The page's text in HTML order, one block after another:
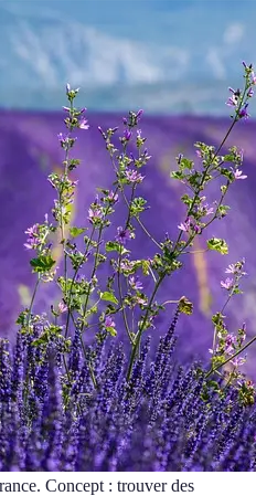
Concept : trouver des